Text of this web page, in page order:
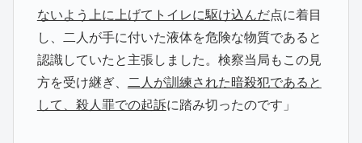
ないよう上に上げてトイレに駆け込んだ点に着目
し、二人が手に付いた液体を危険な物質であると
認識していたと主張しました。検察当局もこの見
方を受け継ぎ、
二人が訓練された暗殺犯であると
して、殺人罪での起訴に踏み切ったのです」